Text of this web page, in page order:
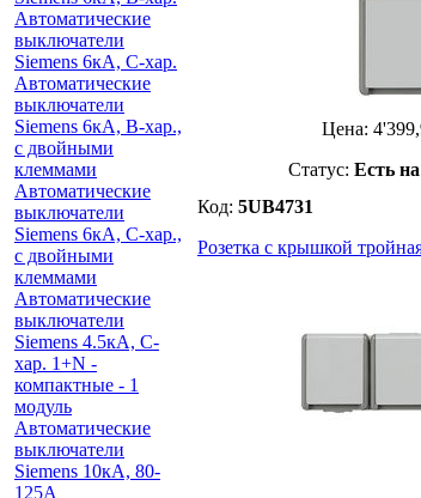
Автоматические
выключатели
Siemens 6кА, С-хар.
Автоматические
выключатели
Siemens 6кА, B-хар.,
с двойными
клеммами
Автоматические
выключатели
Siemens 6кА, C-хар.,
с двойными
клеммами
Автоматические
выключатели
Siemens 4.5кА, C-
хар. 1+N -
компактные - 1
модуль
Автоматические
выключатели
Siemens 10кА, 80-
125A
Цена:
Статус: Есть
Код: 5UB4731
Розетка с крышкой